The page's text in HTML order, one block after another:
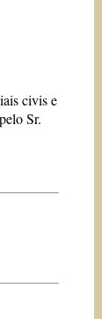
civis e
Sr.